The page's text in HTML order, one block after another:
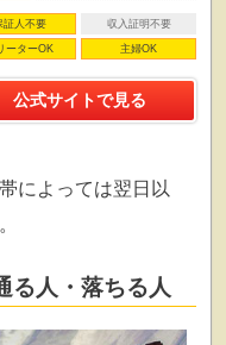
証人不要 収入証明不要
ーターOK 主婦OK
公式サイトで見る
によっては翌日以
る人・落ちる人